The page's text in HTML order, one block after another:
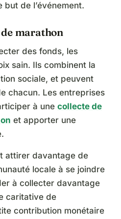
de l’événement.
de marathon
des fonds, les
sain. Ils combinent la
sociale, et peuvent
chacun. Les entreprises
à une collecte de
et apporter une
attirer davantage de
locale à se joindre
à collecter davantage
caritative de
contribution monétaire